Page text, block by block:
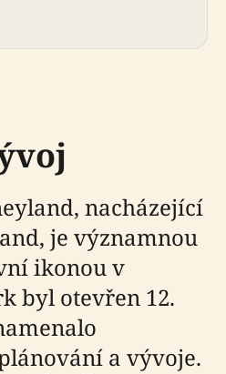
nacházející
je významnou
ikonou v
byl otevřen 12.
a vývoje.